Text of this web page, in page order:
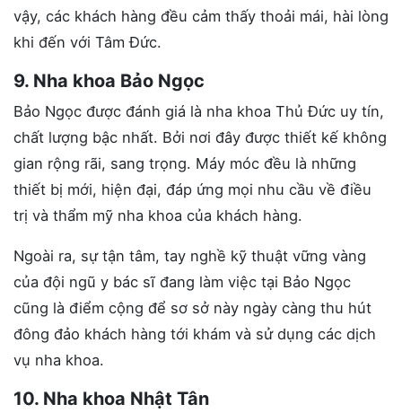
vậy, các khách hàng đều cảm thấy thoải mái, hài lòng
khi đến với Tâm Đức.
9. Nha khoa Bảo Ngọc
Bảo Ngọc được đánh giá là nha khoa Thủ Đức uy tín,
chất lượng bậc nhất. Bởi nơi đây được thiết kế không
gian rộng rãi, sang trọng. Máy móc đều là những
thiết bị mới, hiện đại, đáp ứng mọi nhu cầu về điều
trị và thẩm mỹ nha khoa của khách hàng.
Ngoài ra, sự tận tâm, tay nghề kỹ thuật vững vàng
của đội ngũ y bác sĩ đang làm việc tại Bảo Ngọc
cũng là điểm cộng để sơ sở này ngày càng thu hút
đông đảo khách hàng tới khám và sử dụng các dịch
vụ nha khoa.
10. Nha khoa Nhật Tân